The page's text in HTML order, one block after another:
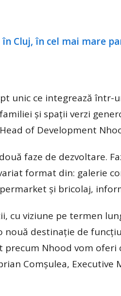
unic ce integrează într-
și spații verzi
of Development
faze de dezvoltare.
format din: galerie
și bricolaj,
cu viziune pe termen
nouă destinație de
Nhood vom
Comșulea, Executive